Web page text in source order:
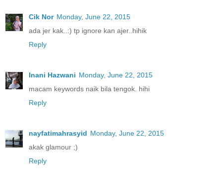
Cik Nor Monday, June 22, 2015
ada jer kak..:) tp ignore kan ajer..hihik
Reply
Inani Hazwani Monday, June 22, 2015
macam keywords naik bila tengok. hihi
Reply
nayfatimahrasyid Monday, June 22, 2015
akak glamour ;)
Reply